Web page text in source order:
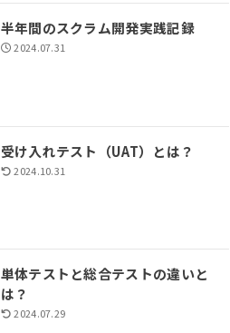
半年間のスクラム開発実践記録
2024.07.31
受け入れテスト（UAT）とは？
2024.10.31
単体テストと総合テストの違いと
は？
2024.07.29